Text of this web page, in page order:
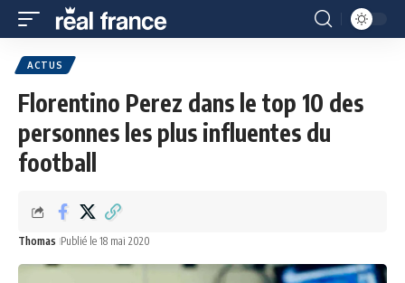
ACTUS
Florentino Perez dans le top 10 des
personnes les plus influentes du
football
Thomas Publié le 18 mai 2020